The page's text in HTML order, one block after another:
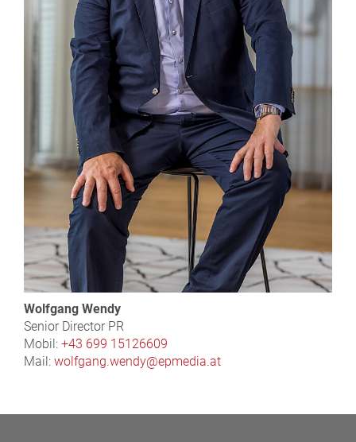
Wolfgang Wendy
Senior Director PR
Mobil: +43 699 15126609
Mail: wolfgang.wendy@epmedia.at